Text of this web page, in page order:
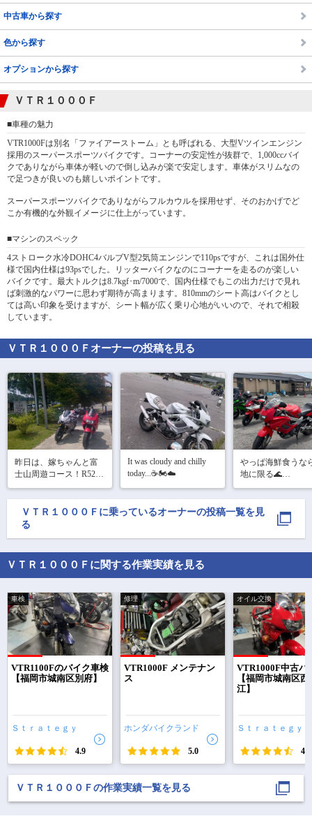
中古車から探す
色から探す
オプションから探す
ＶＴＲ１０００Ｆ
■車種の魅力
VTR1000Fは別名「ファイアーストーム」とも呼ばれる、大型Vツインエンジン
採用のスーパースポーツバイクです。コーナーの安定性が抜群で、1,000ccバイ
クでありながら車体が軽いので倒し込みが楽で安定します。車体がスリムなの
で足つきが良いのも嬉しいポイントです。
スーパースポーツバイクでありながらフルカウルを採用せず、そのおかげでど
こか有機的な外観イメージに仕上がっています。
■マシンのスペック
4ストローク水冷DOHC4バルブV型2気筒エンジンで110psですが、これは国外仕
様で国内仕様は93psでした。リッターバイクなのにコーナーを走るのが楽しい
バイクです。最大トルクは8.7kgf･m/7000で、国内仕様でもこの出力だけで見れ
ば刺激的なパワーに思わず期待が高まります。810mmのシート高はバイクとし
ては高い印象を受けますが、シート幅が広く乗り心地がいいので、それで相殺
しています。
ＶＴＲ１０００Ｆ オーナーの投稿を見る
昨日は、嫁ちゃんと富
士山周遊コース！R52〜
R300〜R139〜籠坂峠〜
森の駅水ヶ塚～いでぼ
くって感じ！
途中、富士山スカイラ
It was cloudy and chilly
today...☕🏍☁
やっぱ海鮮食うな
地に限る🌊
うっまー！
ＶＴＲ１０００Ｆ に乗っているオーナーの投稿一覧を見
る
ＶＴＲ１０００Ｆに関する作業実績を見る
車検
VTR1100Fのバイク車検
【福岡市城南区別府】
Ｓｔｒａｔｅｇｙ
4.9
修理
VTR1000F メンテナン
ス
ホンダバイクランド
5.0
オイル交換
VTR1000F中古バ
【福岡市城南区西
江】
Ｓｔｒａｔｅｇｙ
4.9
ＶＴＲ１０００Ｆの作業実績一覧を見る
車種選択するだけ、かんたん相場検索
車種